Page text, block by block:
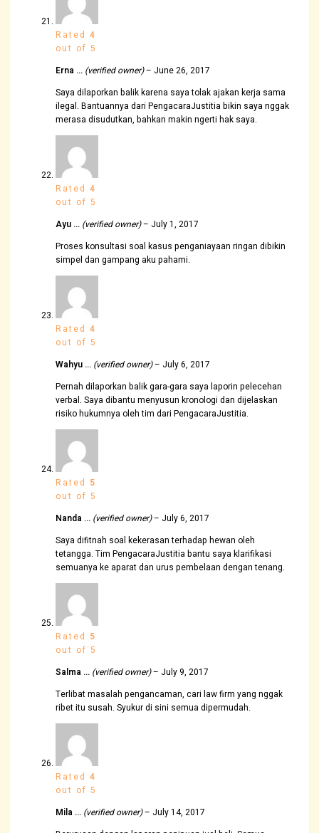
Rated4
out of 5
Erna … (verified owner)– June 26, 2017
Saya dilaporkan balik karena saya tolak ajakan kerja sama
ilegal. Bantuannya dari PengacaraJustitia bikin saya nggak
merasa disudutkan, bahkan makin ngerti hak saya.
Rated4
out of 5
Ayu … (verified owner)– July 1, 2017
Proses konsultasi soal kasus penganiayaan ringan dibikin
simpel dan gampang aku pahami.
Rated4
out of 5
Wahyu … (verified owner)– July 6, 2017
Pernah dilaporkan balik gara-gara saya laporin pelecehan
verbal. Saya dibantu menyusun kronologi dan dijelaskan
risiko hukumnya oleh tim dari PengacaraJustitia.
Rated 5
out of 5
Nanda … (verified owner)– July 6, 2017
Saya difitnah soal kekerasan terhadap hewan oleh
tetangga. Tim PengacaraJustitia bantu saya klarifikasi
semuanya ke aparat dan urus pembelaan dengan tenang.
Rated 5
out of 5
Salma … (verified owner)– July 9, 2017
Terlibat masalah pengancaman, cari law firm yang nggak
ribet itu susah. Syukur di sini semua dipermudah.
Rated4
out of 5
Mila … (verified owner)– July 14, 2017